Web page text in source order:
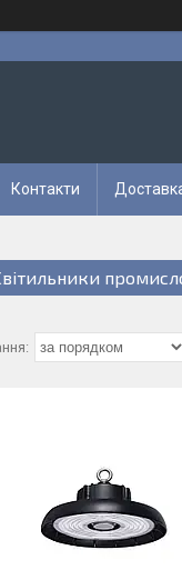
Контакти